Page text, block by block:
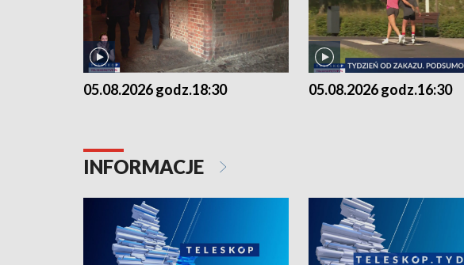
05.08.2026 godz.18:30 05.08.2026 godz.16:30
INFORMACJE